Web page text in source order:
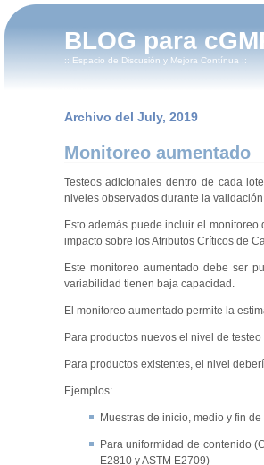
BLOG para
:: Espacio de Discusión y Mejora Contínua ::
Archivo del July, 2019
Monitoreo aumentado
Testeos adicionales dentro de cada
niveles observados durante la
Esto además puede incluir el
impacto sobre los Atributos Críticos de
Este monitoreo aumentado debe ser
variabilidad tienen baja capacidad.
El monitoreo aumentado permite la
Para productos nuevos el nivel de
Para productos existentes, el nivel
Ejemplos:
Muestras de inicio, medio y fin
Para uniformidad de contenido
E2810 y ASTM E2709)